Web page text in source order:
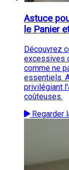
Astuce
le Panier
Découvrez
excessives
comme ne
essentiels.
privilégiant
coûteuses.
Regarder